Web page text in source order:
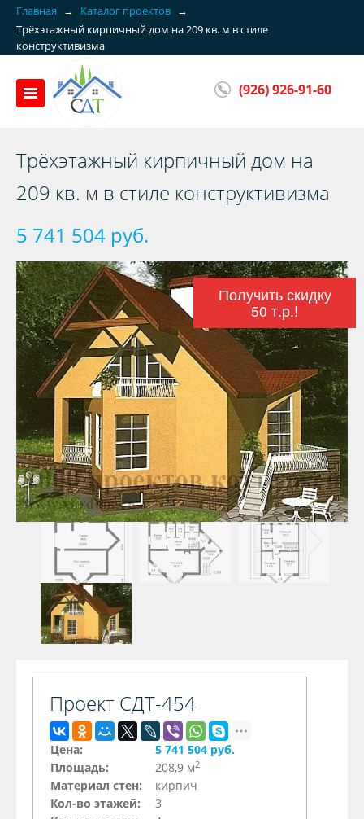
Главная → Каталог проектов →
Трёхэтажный кирпичный дом на 209 кв. м в стиле
конструктивизма
(926) 926-91-60
Трёхэтажный кирпичный дом на
209 кв. м в стиле конструктивизма
5 741 504 руб.
Получить скидку
50 т.р.!
Проект СДТ-454
Цена:
5 741 504 руб.
Площадь:
208,9 м2
Материал стен:
кирпич
Кол-во этажей:
3